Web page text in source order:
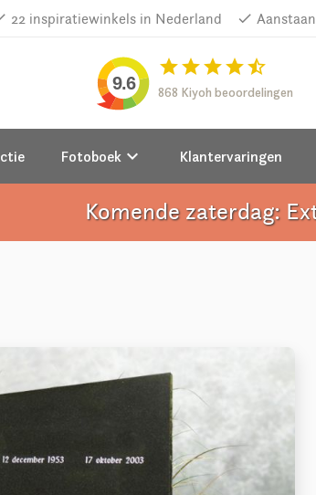
22 inspiratiewinkels in Nederland done
9.6
starstarstarstarstar_half
868 Kiyoh beoordelingen
Fotoboekkeyboard_arrow_down Klantervaringen
Komende zaterdag: